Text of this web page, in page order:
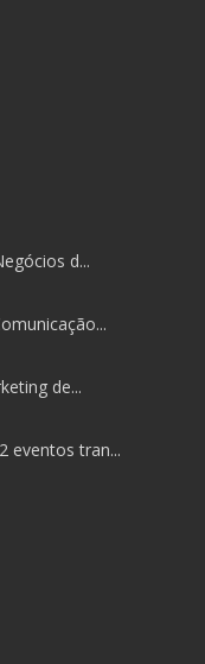
d...
de...
eventos tran...